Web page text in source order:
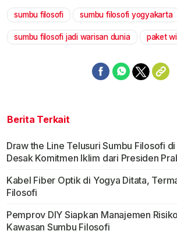
sumbu filosofi sumbu filosofi yogyakarta
sumbu filosofi jadi warisan dunia paket
Berita Terkait
Draw the Line Telusuri Sumbu Filosofi
Desak Komitmen Iklim dari Presiden
Kabel Fiber Optik di Yogya Ditata,
Filosofi
Pemprov DIY Siapkan Manajemen
Kawasan Sumbu Filosofi